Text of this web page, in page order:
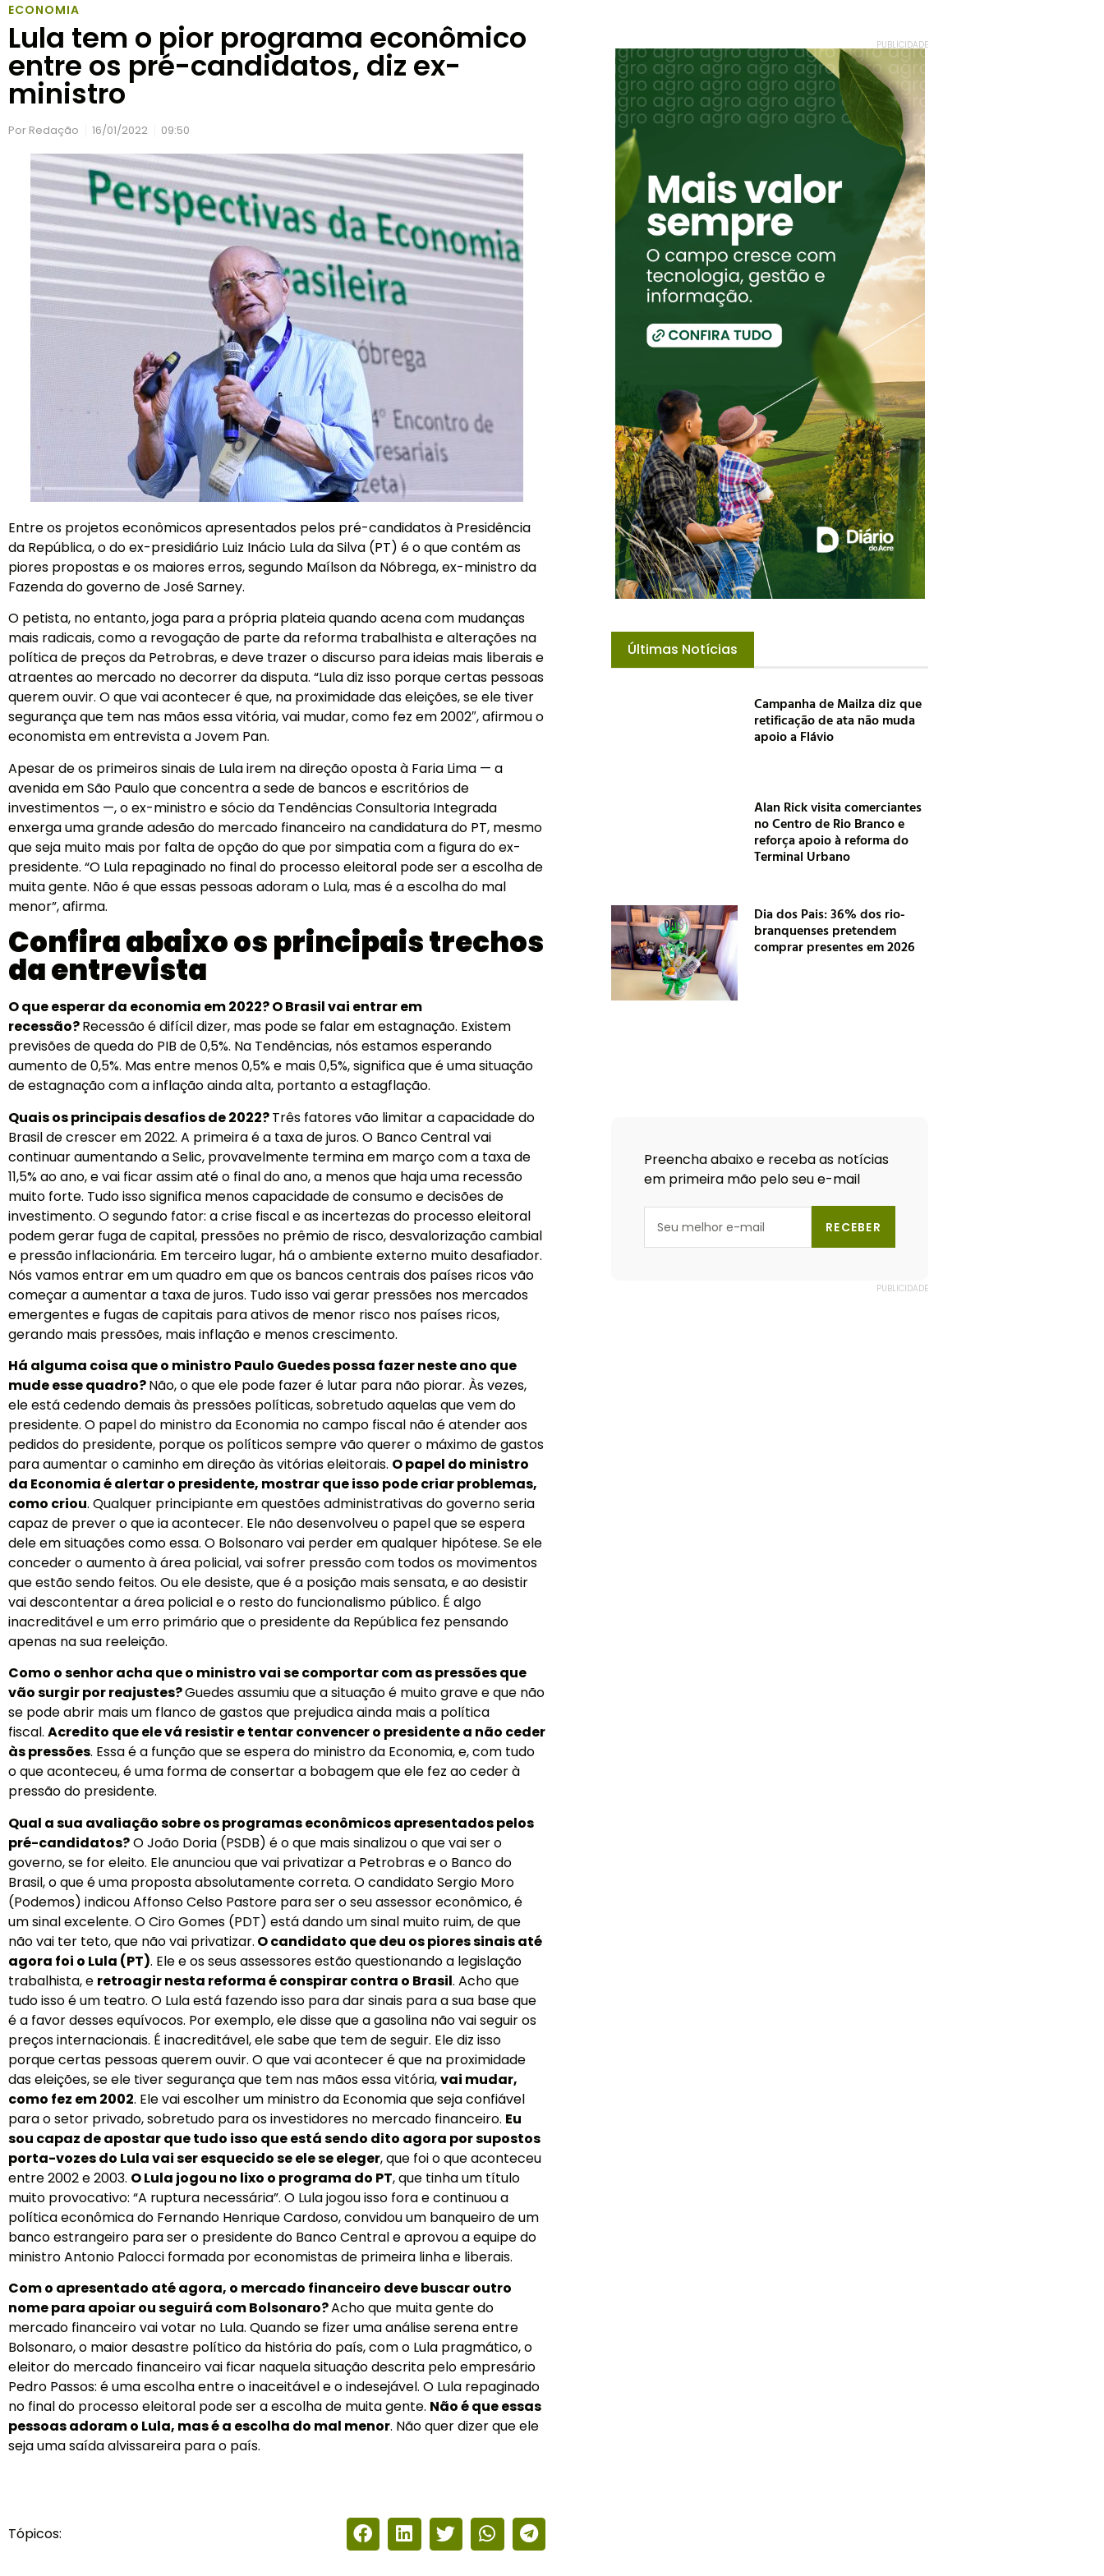
ECONOMIA
Lula tem o pior programa econômico
entre os pré-candidatos, diz ex-
ministro
Por Redação 16/01/2022 09:50
Entre os projetos econômicos apresentados pelos pré-candidatos à Presidência
da República, o do ex-presidiário Luiz Inácio Lula da Silva (PT) é o que contém as
piores propostas e os maiores erros, segundo Maílson da Nóbrega, ex-ministro da
Fazenda do governo de José Sarney.
O petista, no entanto, joga para a própria plateia quando acena com mudanças
mais radicais, como a revogação de parte da reforma trabalhista e alterações na
política de preços da Petrobras, e deve trazer o discurso para ideias mais liberais e
atraentes ao mercado no decorrer da disputa. “Lula diz isso porque certas pessoas
querem ouvir. O que vai acontecer é que, na proximidade das eleições, se ele tiver
segurança que tem nas mãos essa vitória, vai mudar, como fez em 2002″, afirmou o
economista em entrevista a Jovem Pan.
Apesar de os primeiros sinais de Lula irem na direção oposta à Faria Lima — a
avenida em São Paulo que concentra a sede de bancos e escritórios de
investimentos —, o ex-ministro e sócio da Tendências Consultoria Integrada
enxerga uma grande adesão do mercado financeiro na candidatura do PT, mesmo
que seja muito mais por falta de opção do que por simpatia com a figura do ex-
presidente. “O Lula repaginado no final do processo eleitoral pode ser a escolha de
muita gente. Não é que essas pessoas adoram o Lula, mas é a escolha do mal
menor”, afirma.
Confira abaixo os principais trechos
da entrevista
O que esperar da economia em 2022? O Brasil vai entrar em
recessão?Recessão é difícil dizer, mas pode se falar em estagnação. Existem
previsões de queda do PIB de 0,5%. Na Tendências, nós estamos esperando
aumento de 0,5%. Mas entre menos 0,5% e mais 0,5%, significa que é uma situação
de estagnação com a inflação ainda alta, portanto a estagflação.
Quais os principais desafios de 2022?Três fatores vão limitar a capacidade do
Brasil de crescer em 2022. A primeira é a taxa de juros. O Banco Central vai
continuar aumentando a Selic, provavelmente termina em março com a taxa de
11,5% ao ano, e vai ficar assim até o final do ano, a menos que haja uma recessão
muito forte. Tudo isso significa menos capacidade de consumo e decisões de
investimento. O segundo fator: a crise fiscal e as incertezas do processo eleitoral
podem gerar fuga de capital, pressões no prêmio de risco, desvalorização cambial
e pressão inflacionária. Em terceiro lugar, há o ambiente externo muito desafiador.
Nós vamos entrar em um quadro em que os bancos centrais dos países ricos vão
começar a aumentar a taxa de juros. Tudo isso vai gerar pressões nos mercados
emergentes e fugas de capitais para ativos de menor risco nos países ricos,
gerando mais pressões, mais inflação e menos crescimento.
Há alguma coisa que o ministro Paulo Guedes possa fazer neste ano que
mude esse quadro?Não, o que ele pode fazer é lutar para não piorar. Às vezes,
ele está cedendo demais às pressões políticas, sobretudo aquelas que vem do
presidente. O papel do ministro da Economia no campo fiscal não é atender aos
pedidos do presidente, porque os políticos sempre vão querer o máximo de gastos
para aumentar o caminho em direção às vitórias eleitorais. O papel do ministro
da Economia é alertar o presidente, mostrar que isso pode criar problemas,
como criou. Qualquer principiante em questões administrativas do governo seria
capaz de prever o que ia acontecer. Ele não desenvolveu o papel que se espera
dele em situações como essa. O Bolsonaro vai perder em qualquer hipótese. Se ele
conceder o aumento à área policial, vai sofrer pressão com todos os movimentos
que estão sendo feitos. Ou ele desiste, que é a posição mais sensata, e ao desistir
vai descontentar a área policial e o resto do funcionalismo público. É algo
inacreditável e um erro primário que o presidente da República fez pensando
apenas na sua reeleição.
Como o senhor acha que o ministro vai se comportar com as pressões que
vão surgir por reajustes?Guedes assumiu que a situação é muito grave e que não
se pode abrir mais um flanco de gastos que prejudica ainda mais a política
fiscal. Acredito que ele vá resistir e tentar convencer o presidente a não ceder
às pressões. Essa é a função que se espera do ministro da Economia, e, com tudo
o que aconteceu, é uma forma de consertar a bobagem que ele fez ao ceder à
pressão do presidente.
Qual a sua avaliação sobre os programas econômicos apresentados pelos
pré-candidatos?O João Doria (PSDB) é o que mais sinalizou o que vai ser o
governo, se for eleito. Ele anunciou que vai privatizar a Petrobras e o Banco do
Brasil, o que é uma proposta absolutamente correta. O candidato Sergio Moro
(Podemos) indicou Affonso Celso Pastore para ser o seu assessor econômico, é
um sinal excelente. O Ciro Gomes (PDT) está dando um sinal muito ruim, de que
não vai ter teto, que não vai privatizar. Ocandidato que deu os piores sinais até
agora foi o Lula (PT). Ele e os seus assessores estão questionando a legislação
trabalhista, e retroagir nesta reforma é conspirar contra o Brasil. Acho que
tudo isso é um teatro. O Lula está fazendo isso para dar sinais para a sua base que
é a favor desses equívocos. Por exemplo, ele disse que a gasolina não vai seguir os
preços internacionais. É inacreditável, ele sabe que tem de seguir. Ele diz isso
porque certas pessoas querem ouvir. O que vai acontecer é que na proximidade
das eleições, se ele tiver segurança que tem nas mãos essa vitória,vai mudar,
como fez em 2002. Ele vai escolher um ministro da Economia que seja confiável
para o setor privado, sobretudo para os investidores no mercado financeiro. Eu
sou capaz de apostar que tudo isso que está sendo dito agora por supostos
porta-vozes do Lula vai ser esquecido se ele se eleger, que foi o que aconteceu
entre 2002 e 2003. O Lula jogou no lixo o programa do PT, que tinha um título
muito provocativo: “A ruptura necessária”. O Lula jogou isso fora e continuou a
política econômica do Fernando Henrique Cardoso, convidou um banqueiro de um
banco estrangeiro para ser o presidente do Banco Central e aprovou a equipe do
ministro Antonio Palocci formada por economistas de primeira linha e liberais.
Com o apresentado até agora, o mercado financeiro deve buscar outro
nome para apoiar ou seguirá com Bolsonaro?Acho que muita gente do
mercado financeiro vai votar no Lula. Quando se fizer uma análise serena entre
Bolsonaro, o maior desastre político da história do país, com o Lula pragmático, o
eleitor do mercado financeiro vai ficar naquela situação descrita pelo empresário
Pedro Passos: é uma escolha entre o inaceitável e o indesejável. O Lula repaginado
no final do processo eleitoral pode ser a escolha de muita gente. Não é que essas
pessoas adoram o Lula, mas é a escolha do mal menor. Não quer dizer que ele
seja uma saída alvissareira para o país.
Tópicos:
PUBLICIDADE
Últimas Notícias
Campanha de Mailza diz que
retificação de ata não muda
apoio a Flávio
Alan Rick visita comerciantes
no Centro de Rio Branco e
reforça apoio à reforma do
Terminal Urbano
Dia dos Pais: 36% dos rio-
branquenses pretendem
comprar presentes em 2026
Preencha abaixo e receba as notícias
em primeira mão pelo seu e-mail
RECEBER
PUBLICIDADE